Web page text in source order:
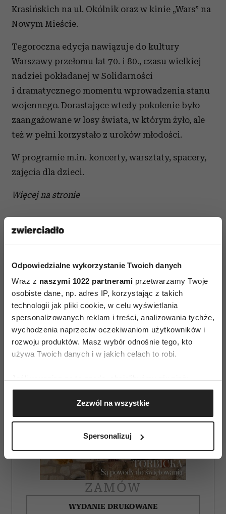
Odpowiedzialne wykorzystanie Twoich danych
Wraz z naszymi 1022 partnerami przetwarzamy Twoje
osobiste dane, np. adres IP, korzystając z takich
technologii jak pliki cookie, w celu wyświetlania
spersonalizowanych reklam i treści, analizowania tychże,
wychodzenia naprzeciw oczekiwaniom użytkowników i
rozwoju produktów. Masz wybór odnośnie tego, kto
używa Twoich danych i w jakich celach to robi.
Gromadzić dane dotyczące Twojej lokalizacji
geograficznej z dokładnością nawet do kilku metrów
Identyfikować Twoje urządzenie, aktywnie
(fingerprinting, czyli wirtualny odcisk palca)
dane są przetwarzane oraz ustaw własne preferencje w
sekcji szczegółów. W Deklaracji plików cookie możesz
zmienić lub wycofać swoją zgodę w dowolnej chwili.
Zezwól na wszystkie
Spersonalizuj
Krasińskich na ul. Okólnik oraz w kinie „Wars” na
Nowym Mieście.
Tegoroczna edycja nawiązuje do kultury
Warszawy przełomu lat 70. i 80., czasu wielkiej
nadziei pokładanej w Solidarności
i dramatycznego momentu wprowadzenia stanu
wojennego. Dorastające wtedy pokolenie było
zaangażowane w losy świata, w którym żyło, ale
też w pełni korzystało z uroków młodości.
W programie m.in. koncerty, warsztaty, spacery,
zajęcia dla dzieci.
Więcej na stronie
AUTOPROMOCJA
ZAMÓW
WYDANIE DRUKOWANE